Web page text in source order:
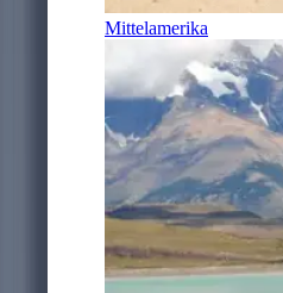
Mittelamerika